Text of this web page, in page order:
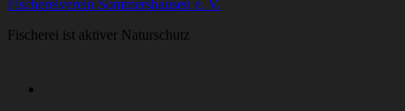
Fischereiverein Sommershausen e. V.
Fischerei ist aktiver Naturschutz